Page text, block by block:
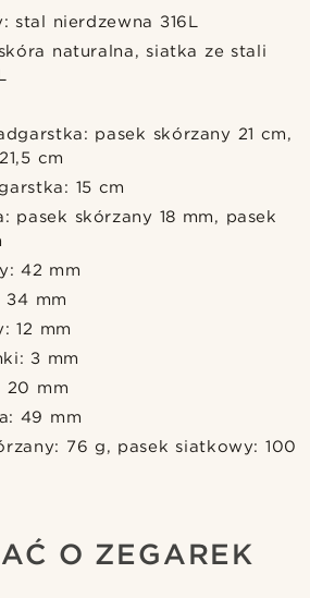
stal nierdzewna 316L
naturalna, siatka ze stali
pasek skórzany 21 cm,
cm
15 cm
pasek skórzany 18 mm, pasek
42 mm
34 mm
12 mm
3 mm
20 mm
49 mm
76 g, pasek siatkowy: 100
O ZEGAREK